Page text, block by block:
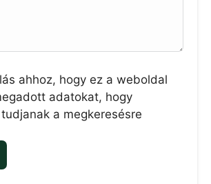
ahhoz, hogy ez a weboldal
adatokat, hogy
a megkeresésre